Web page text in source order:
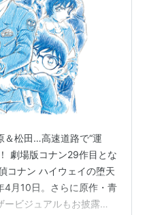
＆松田…高速道路で“運
劇場版コナン29作目とな
コナン ハイウェイの堕天
4月10日。さらに原作・青
ビジュアルもお披露目